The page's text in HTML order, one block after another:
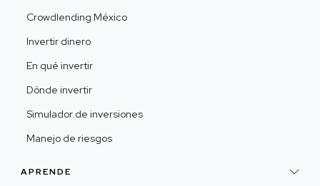
Crowdlending México
Invertir dinero
En qué invertir
Dónde invertir
Simulador de inversiones
Manejo de riesgos
APRENDE